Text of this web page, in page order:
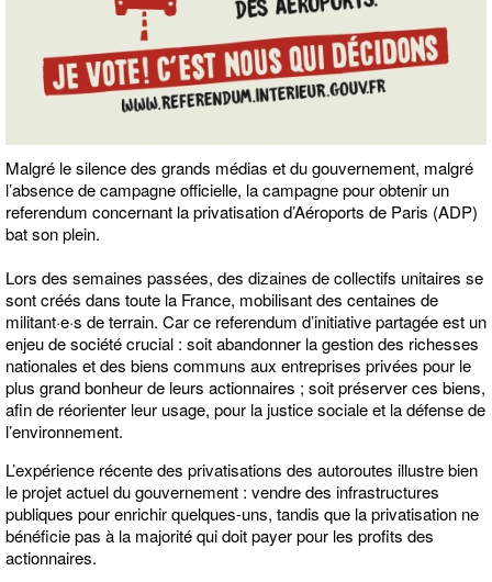
Malgré le silence des grands médias et du gouvernement, malgré
l’absence de campagne officielle, la campagne pour obtenir un
referendum concernant la privatisation d’Aéroports de Paris (ADP)
bat son plein.
Lors des semaines passées, des dizaines de collectifs unitaires se
sont créés dans toute la France, mobilisant des centaines de
militant·e·s de terrain. Car ce referendum d’initiative partagée est un
enjeu de société crucial : soit abandonner la gestion des richesses
nationales et des biens communs aux entreprises privées pour le
plus grand bonheur de leurs actionnaires ; soit préserver ces biens,
afin de réorienter leur usage, pour la justice sociale et la défense de
l’environnement.
L’expérience récente des privatisations des autoroutes illustre bien
le projet actuel du gouvernement : vendre des infrastructures
publiques pour enrichir quelques-uns, tandis que la privatisation ne
bénéficie pas à la majorité qui doit payer pour les profits des
actionnaires.